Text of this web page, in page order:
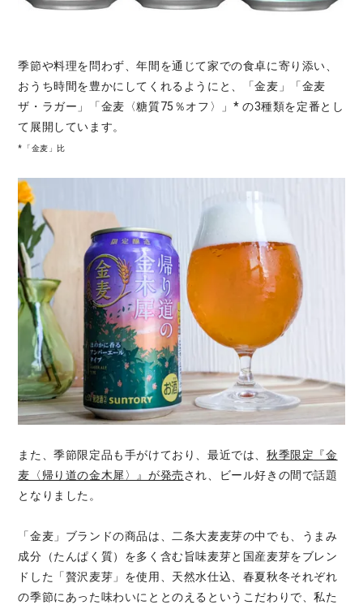
季節や料理を問わず、年間を通じて家での食卓に寄り添い、
おうち時間を豊かにしてくれるようにと、「金麦」「金麦
ザ・ラガー」「金麦〈糖質75％オフ〉」* の3種類を定番とし
て展開しています。
*「金麦」比
また、季節限定品も手がけており、最近では、 秋季限定『金
麦〈帰り道の金木犀〉』が発売され、ビール好きの間で話題
となりました。
「金麦」ブランドの商品は、二条大麦麦芽の中でも、うまみ
成分（たんぱく質）を多く含む旨味麦芽と国産麦芽をブレン
ドした「贅沢麦芽」を使用、天然水仕込、春夏秋冬それぞれ
の季節にあった味わいにととのえるというこだわりで、私た